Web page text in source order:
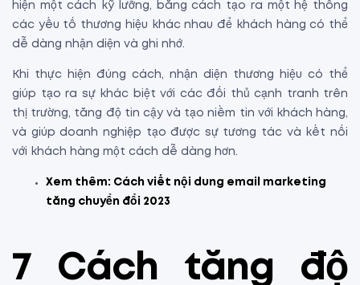
hiện một cách kỹ lưỡng, bằng cách tạo ra một hệ thống
các yếu tố thương hiệu khác nhau để khách hàng có thể
dễ dàng nhận diện và ghi nhớ.
Khi thực hiện đúng cách, nhận diện thương hiệu có thể
giúp tạo ra sự khác biệt với các đối thủ cạnh tranh trên
thị trường, tăng độ tin cậy và tạo niềm tin với khách hàng,
và giúp doanh nghiệp tạo được sự tương tác và kết nối
với khách hàng một cách dễ dàng hơn.
Xem thêm: Cách viết nội dung email marketing
tăng chuyển đổi 2023
7 Cách tăng độ